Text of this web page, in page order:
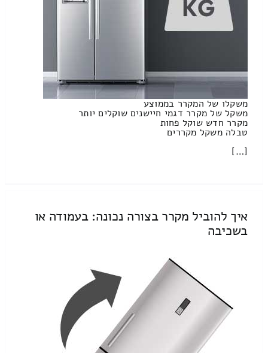
משקלו של המקרר בממוצע
משקל של מקרר דגמי חיישנים שוקלים יותר
מקרר חדש שוקל פחות
טבלה משקל מקררים
[…]
איך להוביל מקרר בצורה נכונה: בעמודה או
בשכיבה